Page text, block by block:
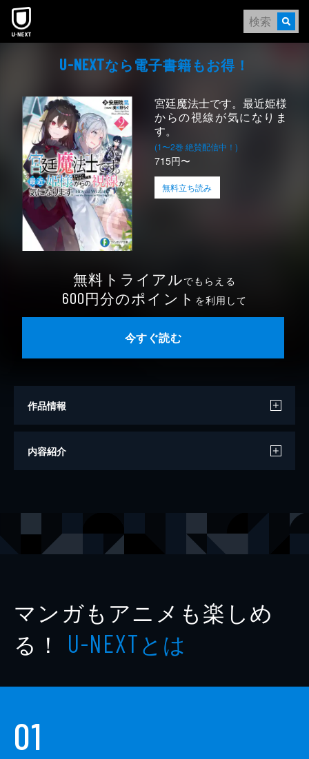
本文へスキップ
U-NEXTなら電⼦書籍もお得！
宮廷魔法士です。最近姫様
からの視線が気になりま
す。
(1〜2巻 絶賛配信中！)
715円〜
無料立ち読み
無料トライアルでもらえる
600円分のポイント を利用して
今すぐ読む
作品情報
著者
内容紹介
マンガもアニメも楽しめ
る！ U-NEXTとは
01